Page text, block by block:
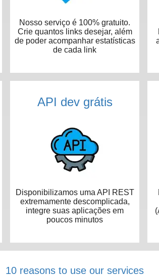
Nosso serviço é 100% gratuito.
Crie quantos links desejar, além
de poder acompanhar estatísticas
de cada link
API dev grátis
Disponibilizamos uma API REST
extremamente descomplicada,
integre suas aplicações em
poucos minutos
10 reasons to use our services